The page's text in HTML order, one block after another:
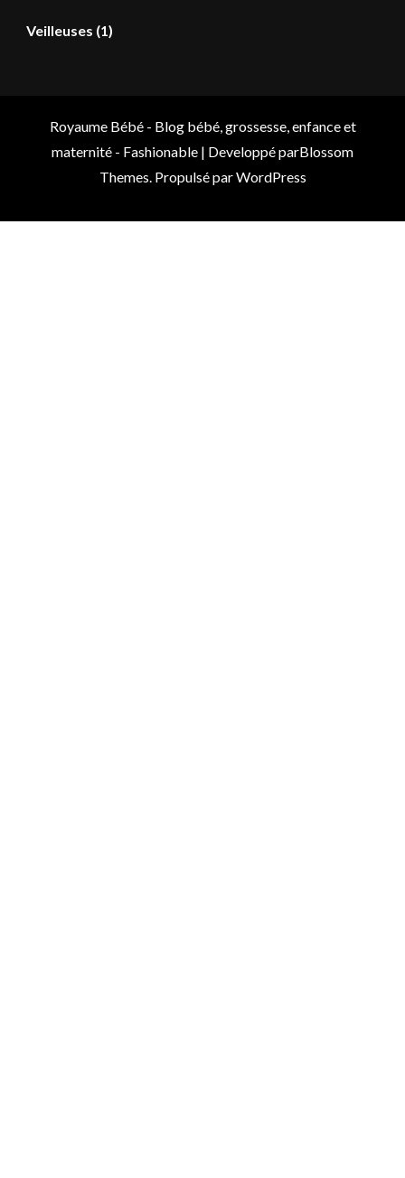
Veilleuses (1)
Royaume Bébé - Blog bébé, grossesse, enfance et
maternité - Fashionable | Developpé parBlossom
Themes. Propulsé parWordPress